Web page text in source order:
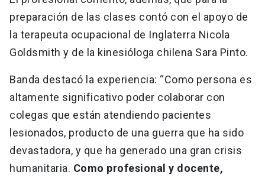
preparación de las clases contó con el apoyo de
la terapeuta ocupacional de Inglaterra Nicola
Goldsmith y de la kinesióloga chilena Sara Pinto.
Banda destacó la experiencia: “Como persona es
altamente significativo poder colaborar con
colegas que están atendiendo pacientes
lesionados, producto de una guerra que ha sido
devastadora, y que ha generado una gran crisis
humanitaria. Como profesional y docente,